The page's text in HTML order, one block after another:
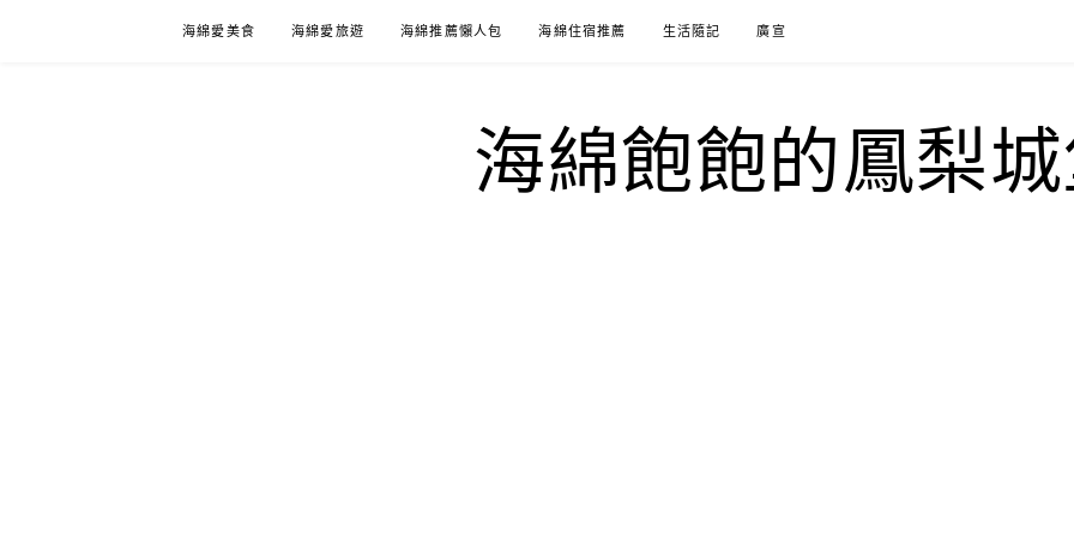
海綿愛美食 海綿愛旅遊 海綿推薦懶人包 海綿住宿推薦 生活隨記 廣宣
海綿飽飽的鳳梨